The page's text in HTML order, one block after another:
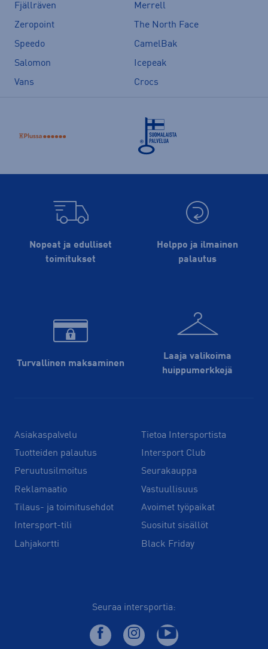
Fjällräven
Merrell
Zeropoint
The North Face
Speedo
CamelBak
Salomon
Icepeak
Vans
Crocs
Nopeat ja edulliset
toimitukset
Helppo ja ilmainen
palautus
Turvallinen maksaminen
Laaja valikoima
huippu­merkkejä
Asiakaspalvelu
Tuotteiden palautus
Peruutusilmoitus
Reklamaatio
Tilaus- ja toimitusehdot
Intersport-tili
Lahjakortti
Tietoa Intersportista
Intersport Club
Seurakauppa
Vastuullisuus
Avoimet työpaikat
Suositut sisällöt
Black Friday
Seuraa intersportia: